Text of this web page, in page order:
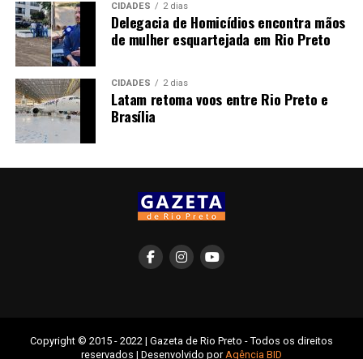
CIDADES 2 dias
Delegacia de Homicídios encontra mãos
de mulher esquartejada em Rio Preto
CIDADES 2 dias
Latam retoma voos entre Rio Preto e
Brasília
Copyright © 2015 - 2022 | Gazeta de Rio Preto - Todos os direitos
reservados | Desenvolvido porAgência BID